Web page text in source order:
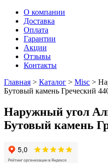
О компании
Доставка
Оплата
Гарантии
Акции
Отзывы
Контакты
Главная > Каталог > Misc >
Бутовый камень Греческий
Наружный угол
Бутовый камень